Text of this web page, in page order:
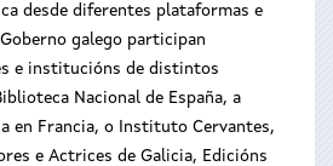
desde diferentes plataformas e
galego participan
e institucións de distintos
Nacional de España, a
en Francia, o Instituto Cervantes,
e Actrices de Galicia, Edicións